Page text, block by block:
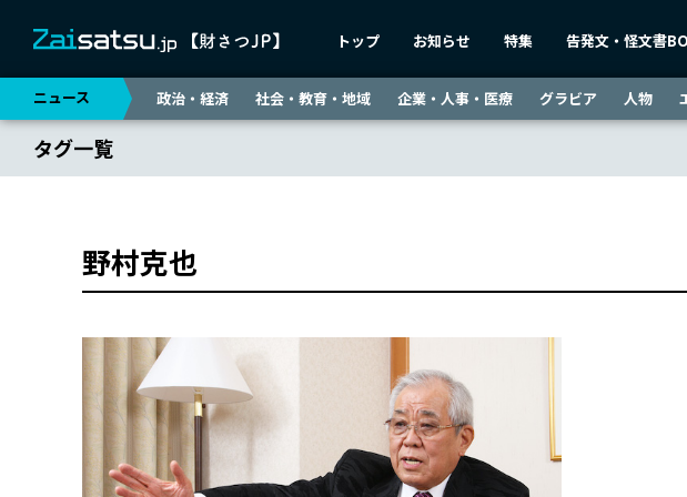
トップ お知らせ 特集 告発文・怪文書
ニュース 政治・経済 社会・教育・地域 企業・人事・医療 グラビア 人物
タグ一覧
野村克也